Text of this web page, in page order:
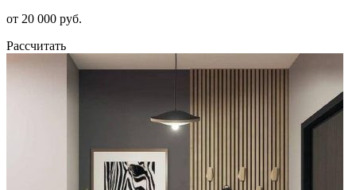
от 20 000 руб.
Рассчитать